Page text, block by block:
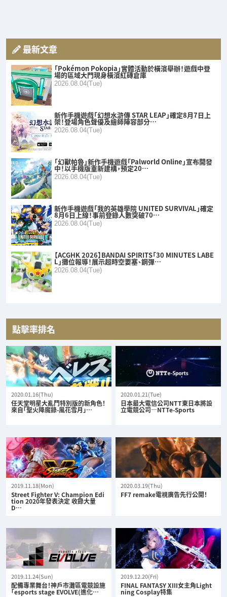
最新文章
「Pokémon Pokopia」實體活動於橫濱舉辦！遊戲中登
場的區域大門現身橫濱紅磚倉庫
2026.08.04(Tue)
新作手機遊戲「幻想水滸傳 STAR LEAP」確定8月7日上
架！登場角色聲優及繪師陣容部分…
2026.08.04(Tue)
「幻獸帕魯」新作手機遊戲「Palworld Online」宣布開發
中！以手機版重新建構，預定20…
2026.08.04(Tue)
新作手機遊戲「我的英雄學院 UNITED SURVIVAL」確定
8月6日上線！事前登錄人數突破70…
2026.08.04(Tue)
【ACGHK 2026】BANDAI SPIRITS「30 MINUTES LABE
L」攤位報導！展示超時空要塞、鋼彈…
2026.08.04(Tue)
點擊率排名
2020.01.16(Thu)
任天堂明星大亂鬥特別版的新角色！
來自「聖火降魔錄-風花雪月」…
2020.01.21(Tue)
日本最大電信公司NTT東日本將設
立電競公司—NTTe-Sports
2019.11.18(Mon)
Street Fighter V: Champion Edi
tion 2020年發表決定 收錄大量
D…
2020.03.19(Thu)
FF7 remake電視廣告先行公開！
2019.11.24(Sun)
配備專業舞台！神戶市灘區電競設施
「esports stage EVOLVE(進化…
2019.12.20(Fri)
FINAL FANTASY XIII女主角Light
ning Cosplay特集